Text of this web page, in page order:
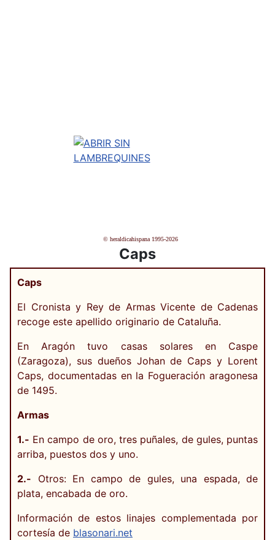
© heraldicahispana 1995-2026
Caps
Caps
El Cronista y Rey de Armas Vicente de Cadenas
recoge este apellido originario de Cataluña.
En Aragón tuvo casas solares en Caspe
(Zaragoza), sus dueños Johan de Caps y Lorent
Caps, documentadas en la Fogueración aragonesa
de 1495.
Armas
1.- En campo de oro, tres puñales, de gules, puntas
arriba, puestos dos y uno.
2.- Otros: En campo de gules, una espada, de
plata, encabada de oro.
Información de estos linajes complementada por
cortesía de blasonari.net